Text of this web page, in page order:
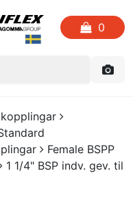
0
Female BSPP
1 1/4" BSP indv. gev. til